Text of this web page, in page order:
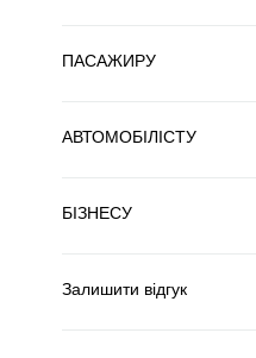
ПАСАЖИРУ
АВТОМОБІЛІСТУ
БІЗНЕСУ
Залишити відгук